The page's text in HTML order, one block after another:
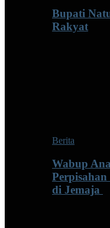
Bupati
Rakyat
Berita
Wabup
di Jemaja ‎